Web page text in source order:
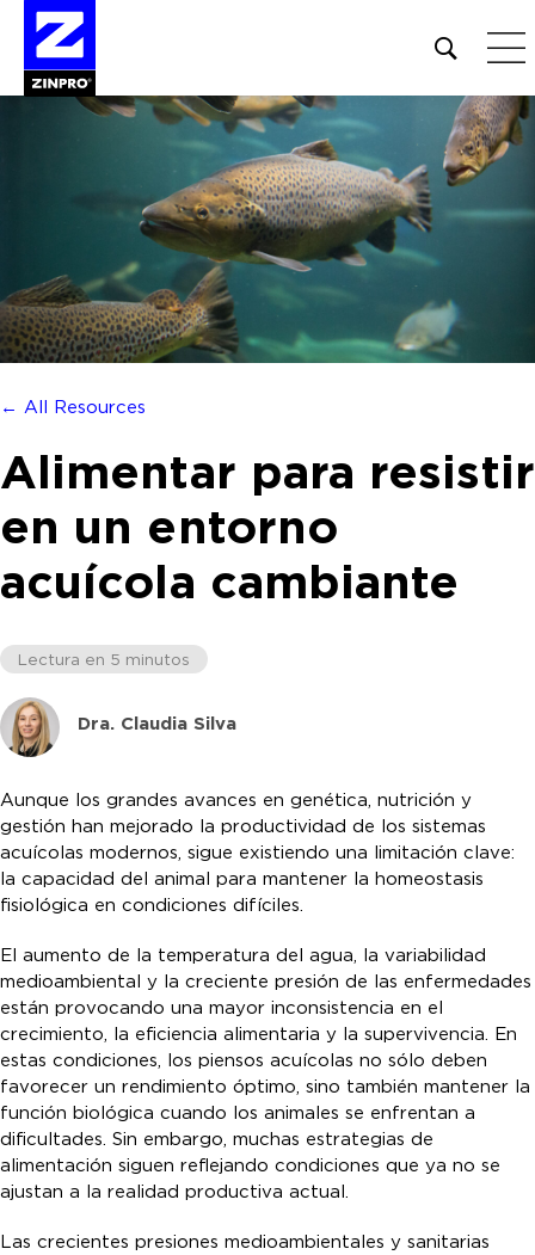
Open
site
search
form
← All Resources
Alimentar para resistir
en un entorno
acuícola cambiante
Lectura en 5 minutos
Dra. Claudia Silva
Aunque los grandes avances en genética, nutrición y
gestión han mejorado la productividad de los sistemas
acuícolas modernos, sigue existiendo una limitación clave:
la capacidad del animal para mantener la homeostasis
fisiológica en condiciones difíciles.
El aumento de la temperatura del agua, la variabilidad
medioambiental y la creciente presión de las enfermedades
están provocando una mayor inconsistencia en el
crecimiento, la eficiencia alimentaria y la supervivencia. En
estas condiciones, los piensos acuícolas no sólo deben
favorecer un rendimiento óptimo, sino también mantener la
función biológica cuando los animales se enfrentan a
dificultades. Sin embargo, muchas estrategias de
alimentación siguen reflejando condiciones que ya no se
ajustan a la realidad productiva actual.
Las crecientes presiones medioambientales y sanitarias